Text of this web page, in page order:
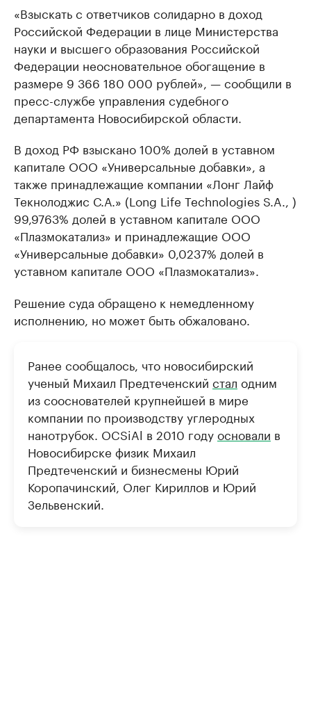
«Взыскать с ответчиков солидарно в доход
Российской Федерации в лице Министерства
науки и высшего образования Российской
Федерации неосновательное обогащение в
размере 9 366 180 000 рублей», — сообщили в
пресс-службе управления судебного
департамента Новосибирской области.
В доход РФ взыскано 100% долей в уставном
капитале ООО «Универсальные добавки», а
также принадлежащие компании «Лонг Лайф
Текнолоджис С.А.» (Long Life Technologies S.A., )
99,9763% долей в уставном капитале ООО
«Плазмокатализ» и принадлежащие ООО
«Универсальные добавки» 0,0237% долей в
уставном капитале ООО «Плазмокатализ».
Решение суда обращено к немедленному
исполнению, но может быть обжаловано.
Ранее сообщалось, что новосибирский
ученый Михаил Предтеченский стал одним
из сооснователей крупнейшей в мире
компании по производству углеродных
нанотрубок. OCSiAl в 2010 годуосновали в
Новосибирске физик Михаил
Предтеченский и бизнесмены Юрий
Коропачинский, Олег Кириллов и Юрий
Зельвенский.